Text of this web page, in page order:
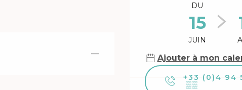
DU
15
JUIN
Ajouter à mon
+33 (0)4 94
▒▒
—